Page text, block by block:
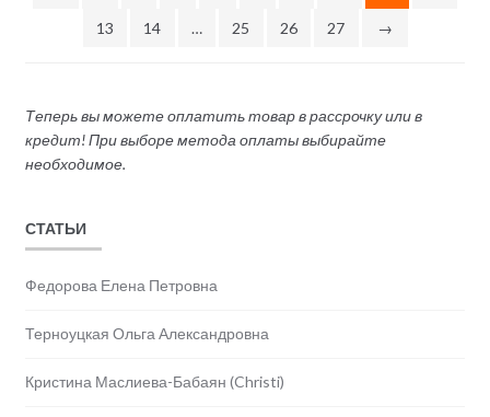
13 14 … 25 26 27 →
Теперь вы можете оплатить товар в рассрочку или в
кредит! При выборе метода оплаты выбирайте
необходимое.
СТАТЬИ
Федорова Елена Петровна
Терноуцкая Ольга Александровна
Кристина Маслиева-Бабаян (Christi)